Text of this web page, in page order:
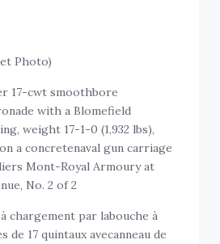
Photo)
17-cwt smoothbore
with a Blomefield
weight 17-1-0 (1,932 lbs),
a concretenaval gun carriage
Mont-Royal Armoury at
No. 2 of 2
chargement par labouche à
de 17 quintaux avecanneau de